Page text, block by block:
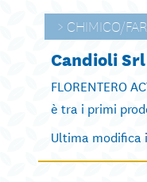
CHIMICO/
Candioli Srl
FLORENTERO
è tra i primi
Ultima modifica